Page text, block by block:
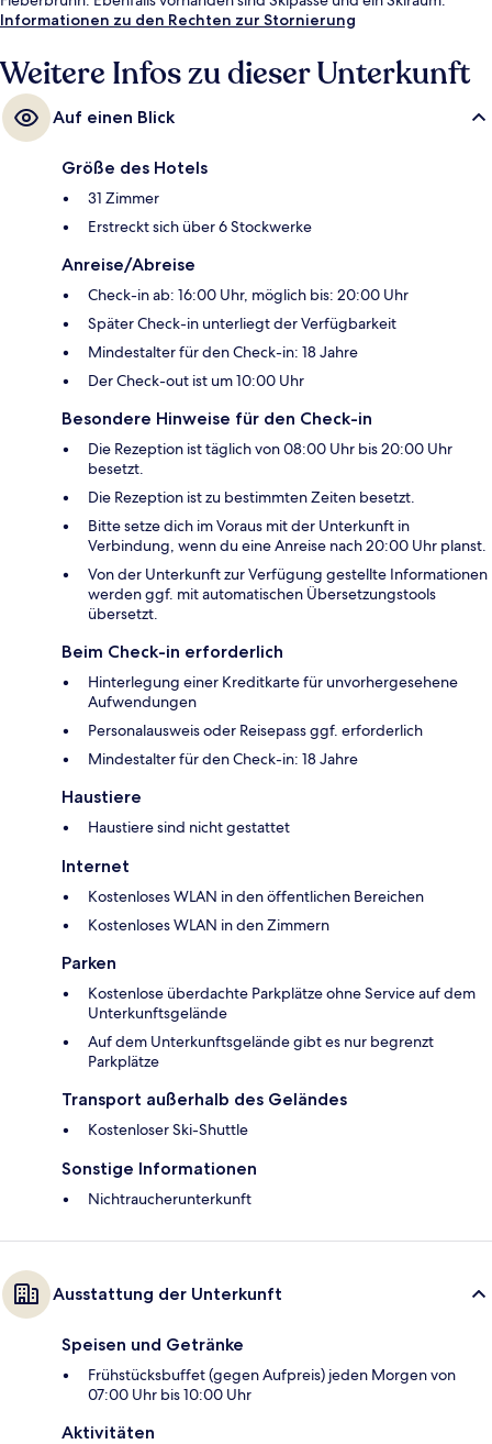
Informationen zu den Rechten zur Stornierung
Weitere Infos zu dieser Unterkunft
Auf einen Blick
Größe des Hotels
31 Zimmer
Erstreckt sich über 6 Stockwerke
Anreise/Abreise
Check-in ab: 16:00 Uhr, möglich bis: 20:00 Uhr
Später Check-in unterliegt der Verfügbarkeit
Mindestalter für den Check-in: 18 Jahre
Der Check-out ist um 10:00 Uhr
Besondere Hinweise für den Check-in
Die Rezeption ist täglich von 08:00 Uhr bis 20:00 Uhr
besetzt.
Die Rezeption ist zu bestimmten Zeiten besetzt.
Bitte setze dich im Voraus mit der Unterkunft in
Verbindung, wenn du eine Anreise nach 20:00 Uhr planst.
Von der Unterkunft zur Verfügung gestellte Informationen
werden ggf. mit automatischen Übersetzungstools
übersetzt.
Beim Check-in erforderlich
Hinterlegung einer Kreditkarte für unvorhergesehene
Aufwendungen
Personalausweis oder Reisepass ggf. erforderlich
Mindestalter für den Check-in: 18 Jahre
Haustiere
Haustiere sind nicht gestattet
Internet
Kostenloses WLAN in den öffentlichen Bereichen
Kostenloses WLAN in den Zimmern
Parken
Kostenlose überdachte Parkplätze ohne Service auf dem
Unterkunftsgelände
Auf dem Unterkunftsgelände gibt es nur begrenzt
Parkplätze
Transport außerhalb des Geländes
Kostenloser Ski-Shuttle
Sonstige Informationen
Nichtraucherunterkunft
Ausstattung der Unterkunft
Speisen und Getränke
Frühstücksbuffet (gegen Aufpreis) jeden Morgen von
07:00 Uhr bis 10:00 Uhr
Aktivitäten